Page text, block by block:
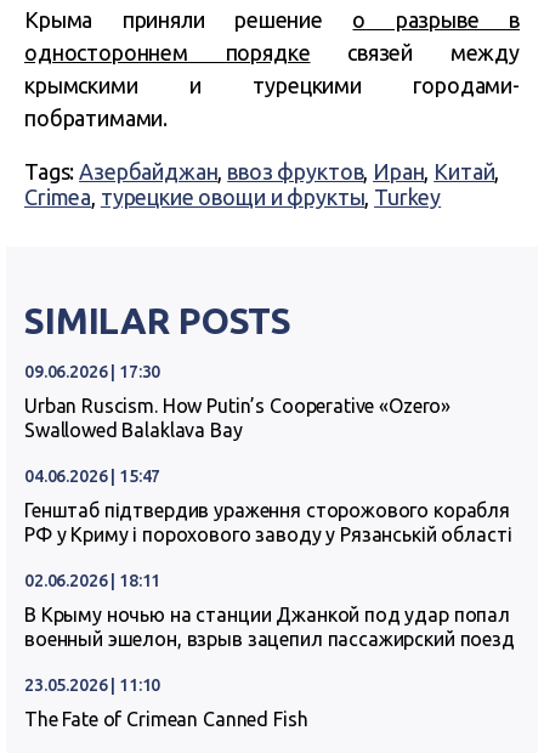
Крыма приняли решение о разрыве в
одностороннем порядке связей между
крымскими и турецкими городами-
побратимами.
Tags: Азербайджан ввоз фруктов, Иран Китай
Crimea турецкие овощи и фрукты Turkey
SIMILAR POSTS
09.06.2026 | 17:30
Urban Ruscism. How Putin’s Cooperative «Ozero»
Swallowed Balaklava Bay
04.06.2026 | 15:47
Генштаб підтвердив ураження сторожового корабля
РФ у Криму і порохового заводу у Рязанській області
02.06.2026 | 18:11
В Крыму ночью на станции Джанкой под удар попал
военный эшелон, взрыв зацепил пассажирский поезд
23.05.2026 | 11:10
The Fate of Crimean Canned Fish